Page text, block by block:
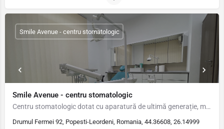
Smile Avenue - centru stomatologic
Centru stomatologic dotat cu aparatură de ultimă generație, materiale de cea mai bună calitate folosite în…
Drumul Fermei 92, Popesti-Leordeni, Romania, 44.36608, 26.14999
Smile Avenue - centru stomatologic